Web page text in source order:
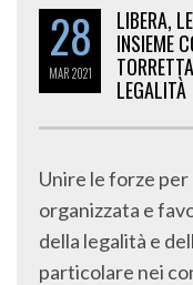
28
MAR2021
LIBERA,
INSIEME
LEGALITÀ
Unire le forze
organizzata e
della legalità e
particolare nei